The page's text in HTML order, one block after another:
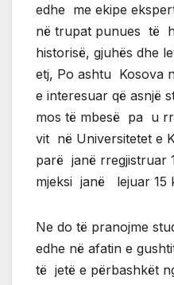
edhe me ekipe
në trupat punues të
historisë, gjuhës dhe
etj, Po ashtu Kosova
e interesuar që asnjë
mos të mbesë pa u
vit në Universitetet e
parë janë rregjistruar
mjeksi janë lejuar 15
Ne do të pranojme
edhe në afatin e
të jetë e përbashkët